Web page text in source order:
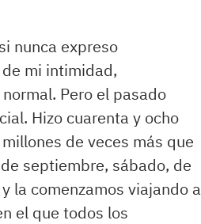
nunca expreso
mi intimidad,
Pero el pasado
Hizo cuarenta y ocho
de veces más que
septiembre, sábado, de
la comenzamos viajando a
el que todos los